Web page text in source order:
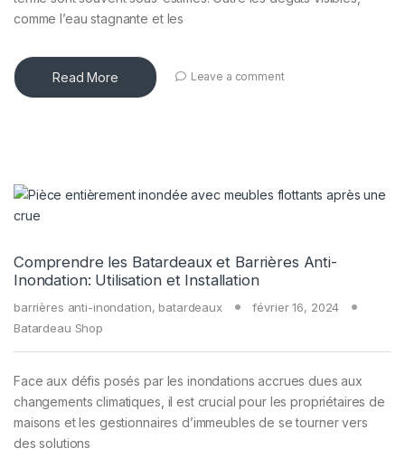
comme l’eau stagnante et les
Read More Leave a comment
Comprendre les Batardeaux et Barrières Anti-
Inondation: Utilisation et Installation
barrières anti-inondation, batardeaux
février 16, 2024
Batardeau Shop
Face aux défis posés par les inondations accrues dues aux
changements climatiques, il est crucial pour les propriétaires de
maisons et les gestionnaires d’immeubles de se tourner vers
des solutions